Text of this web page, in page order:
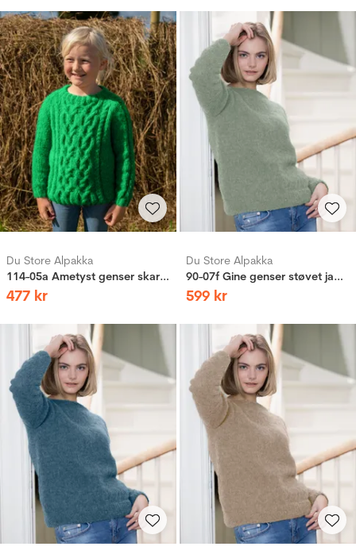
Du Store Alpakka
114-05a Ametyst genser skarp grønn
477 kr
Du Store Alpakka
90-07f Gine genser støvet jadegrønn
599 kr